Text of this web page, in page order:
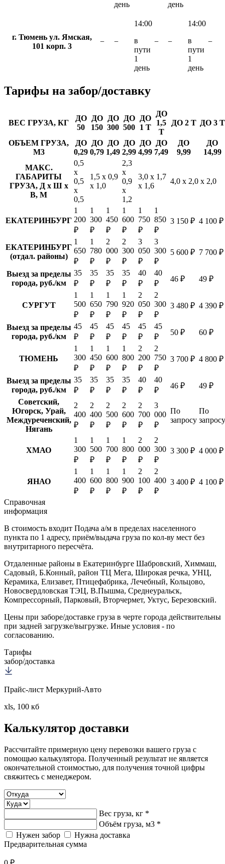
день
день
г. Тюмень ул. Ямская,
101 корп. 3
− −
14:00
в
пути
1
день
− −
14:00
в
пути
1
день
−
Тарифы на забор/доставку
ВЕС ГРУЗА, КГ
ДО
50
ДО
150
ДО
300
ДО
500
ДО
1 Т
ДО
1,5
Т
ДО 2 Т ДО 3 Т
ОБЪЕМ ГРУЗА,
М3
ДО
0,29
ДО
0,79
ДО
1,49
ДО
2,99
ДО
4,99
ДО
7,49
ДО
9,99
ДО
14,99
МАКС.
ГАБАРИТЫ
ГРУЗА, Д х Ш х
В, М
0,5
х
0,5
х
0,5
1,5 х 0,9
х 1,0
2,3
х
0,9
х
1,2
3,0 х 1,7
х 1,6
4,0 х 2,0 х 2,0
ЕКАТЕРИНБУРГ
1
200
₽
1
300
₽
1
450
₽
1
600
₽
1
750
₽
1
850
₽
3 150 ₽ 4 100 ₽
ЕКАТЕРИНБУРГ
(отдал. районы)
1
650
₽
1
780
₽
2
000
₽
2
300
₽
3
050
₽
3
300
₽
5 600 ₽ 7 700 ₽
Выезд за пределы
города, руб./км
35
₽
35
₽
35
₽
35
₽
40
₽
40
₽
46 ₽ 49 ₽
СУРГУТ
1
500
₽
1
650
₽
1
790
₽
1
920
₽
2
050
₽
2
300
₽
3 480 ₽ 4 390 ₽
Выезд за пределы
города, руб./км
45
₽
45
₽
45
₽
45
₽
45
₽
45
₽
50 ₽ 60 ₽
ТЮМЕНЬ
1
300
₽
1
450
₽
1
600
₽
1
800
₽
2
200
₽
2
750
₽
3 700 ₽ 4 800 ₽
Выезд за пределы
города, руб./км
35
₽
35
₽
35
₽
35
₽
40
₽
40
₽
46 ₽
49 ₽
Советский,
Югорск, Урай,
Междуреченский,
Нягань
2
400
₽
2
400
₽
2
500
₽
2
600
₽
2
700
₽
3
000
₽
По
запросу
По
запросу
ХМАО
1
300
₽
1
500
₽
1
700
₽
1
800
₽
2
000
₽
2
300
₽
3 300 ₽ 4 000 ₽
ЯНАО
1
400
₽
1
600
₽
1
800
₽
1
900
₽
2
100
₽
2
400
₽
3 400 ₽ 4 100 ₽
Справочная
информация
В стоимость входит Подача а/м в пределах населенного
пункта по 1 адресу, приём/выдача груза по кол-ву мест без
внутритарного пересчёта.
Отдаленные районы в Екатеринбурге Шабровский, Химмаш,
Садовый, Б.Конный, район ТЦ Мега, Широкая речка, УНЦ,
Керамика, Елизавет, Птицефабрика, Лечебный, Кольцово,
Новосвердловская ТЭЦ, В.Пышма, Среднеуральск,
Компрессорный, Парковый, Вторчермет, Уктус, Березовский.
Цены при заборе/доставке груза в черте города действительны
при задней загрузке/выгрузке. Иные условия - по
согласованию.
Тарифы
забор/доставка
Прайс-лист Меркурий-Авто
xls, 100 кб
Калькулятор доставки
Рассчитайте примерную цену перевозки вашего груза с
помощью калькулятора. Полученный результат не является
окончательной стоимостью, для получения точной цифры
свяжитесь с менеджером.
Вес груза, кг *
Объём груза, м3 *
Нужен забор
Нужна доставка
Предварительная сумма